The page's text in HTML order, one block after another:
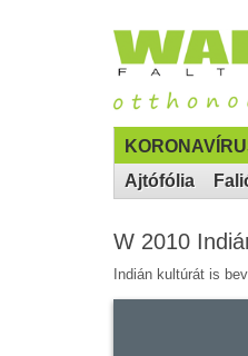
Ajtófólia
W 2010
Indián kultúrát is